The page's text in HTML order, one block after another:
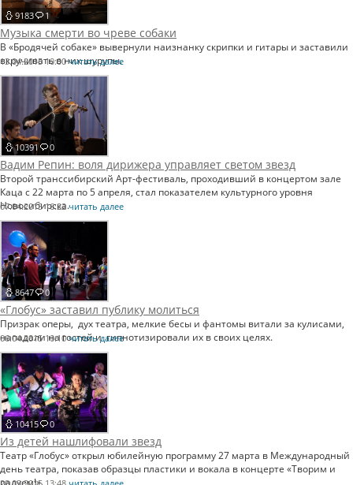
9183 1
Музыка смерти во чреве собаки
В «Бродячей собаке» вывернули наизнанку скрипки и гитары и заставили
вкручивать в них шурупы.
13.04.2015 10:00читать далее
10391 0
Вадим Репин: воля дирижера управляет светом звезд
Второй транссибирский Арт-фестиваль, проходивший в концертом зале
Каца с 22 марта по 5 апреля, стал показателем культурного уровня
Новосибирска.
07.04.2015 16:22читать далее
8647 0
«Глобус» заставил публику молиться
Призрак оперы, дух театра, мелкие бесы и фантомы витали за кулисами,
нападали на гостей и гипнотизировали их в своих целях.
06.04.2015 10:10читать далее
10415 0
Из детей нашлифовали звезд
Театр «Глобус» открыл юбилейную программу 27 марта в Международный
день театра, показав образцы пластики и вокала в концерте «Творим и
радуем!».